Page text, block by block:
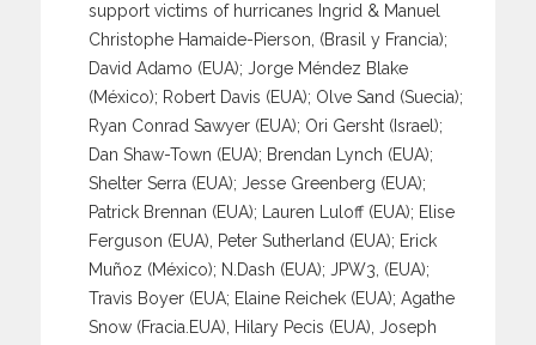
support victims of hurricanes Ingrid & Manuel
Christophe Hamaide-Pierson, (Brasil y Francia);
David Adamo (EUA); Jorge Méndez Blake
(México); Robert Davis (EUA); Olve Sand (Suecia);
Ryan Conrad Sawyer (EUA); Ori Gersht (Israel);
Dan Shaw-Town (EUA); Brendan Lynch (EUA);
Shelter Serra (EUA); Jesse Greenberg (EUA);
Patrick Brennan (EUA); Lauren Luloff (EUA); Elise
Ferguson (EUA), Peter Sutherland (EUA); Erick
Muñoz (México); N.Dash (EUA); JPW3, (EUA);
Travis Boyer (EUA; Elaine Reichek (EUA); Agathe
Snow (Fracia.EUA), Hilary Pecis (EUA), Joseph